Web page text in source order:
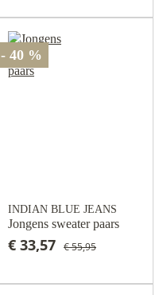
- 40 %
INDIAN BLUE JEANS
Jongens sweater paars
€ 33,57 € 55,95